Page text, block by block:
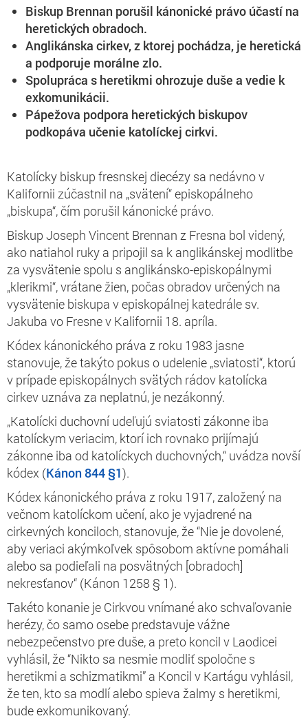
Biskup Brennan porušil kánonické právo účastí na
heretických obradoch.
Anglikánska cirkev, z ktorej pochádza, je heretická
a podporuje morálne zlo.
Spolupráca s heretikmi ohrozuje duše a vedie k
exkomunikácii.
Pápežova podpora heretických biskupov
podkopáva učenie katolíckej cirkvi.
Katolícky biskup fresnskej diecézy sa nedávno v
Kalifornii zúčastnil na „svätení“ episkopálneho
„biskupa“, čím porušil kánonické právo.
Biskup Joseph Vincent Brennan z Fresna bol videný,
ako natiahol ruky a pripojil sa k anglikánskej modlitbe
za vysvätenie spolu s anglikánsko-episkopálnymi
„klerikmi“, vrátane žien, počas obradov určených na
vysvätenie biskupa v episkopálnej katedrále sv.
Jakuba vo Fresne v Kalifornii 18. apríla.
Kódex kánonického práva z roku 1983 jasne
stanovuje, že takýto pokus o udelenie „sviatosti“, ktorú
v prípade episkopálnych svätých rádov katolícka
cirkev uznáva za neplatnú, je nezákonný.
„Katolícki duchovní udeľujú sviatosti zákonne iba
katolíckym veriacim, ktorí ich rovnako prijímajú
zákonne iba od katolíckych duchovných,“ uvádza novší
kódex (Kánon 844 §1).
Kódex kánonického práva z roku 1917, založený na
večnom katolíckom učení, ako je vyjadrené na
cirkevných konciloch, stanovuje, že“Nie je dovolené,
aby veriaci akýmkoľvek spôsobom aktívne pomáhali
alebo sa podieľali na posvätných [obradoch]
nekresťanov“ (Kánon 1258 § 1).
Takéto konanie je Cirkvou vnímané ako schvaľovanie
herézy, čo samo osebe predstavuje vážne
nebezpečenstvo pre duše, a preto koncil v Laodicei
vyhlásil, že“Nikto sa nesmie modliť spoločne s
heretikmi a schizmatikmi” a Koncil v Kartágu vyhlásil,
že ten, kto sa modlí alebo spieva žalmy s heretikmi,
bude exkomunikovaný.